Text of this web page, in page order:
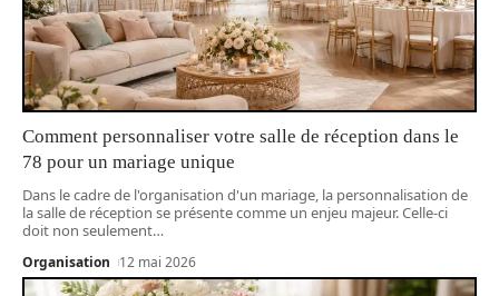
Comment personnaliser votre salle de réception dans le
78 pour un mariage unique
Dans le cadre de l'organisation d'un mariage, la personnalisation de
la salle de réception se présente comme un enjeu majeur. Celle-ci
doit non seulement…
Organisation 12 mai 2026